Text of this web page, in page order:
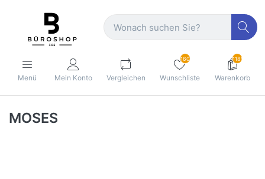
Menü Mein Konto Vergleichen
160
Wunschliste
1189
Warenkorb
MOSES